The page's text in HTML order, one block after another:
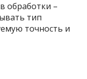
обработки –
тип
точность и